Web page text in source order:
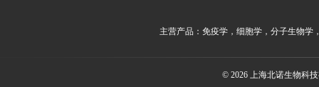
主营产品：免疫学，细胞学，分子生物学
© 2026 上海北诺生物科